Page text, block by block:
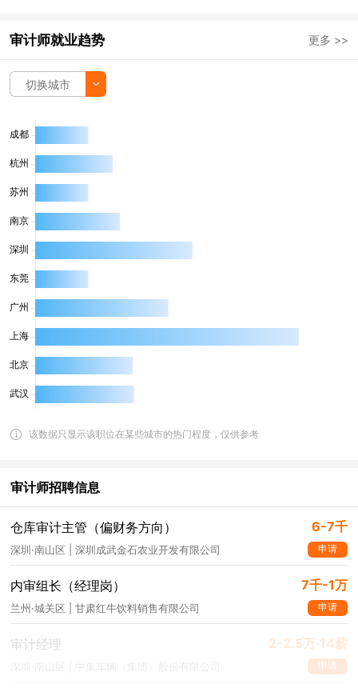
审计师就业趋势 更多 >>
切换城市
该数据只显示该职位在某些城市的热门程度，仅供参考
审计师招聘信息
仓库审计主管（偏财务方向） 6-7千
深圳·南山区 | 深圳成武金石农业开发有限公司 申请
内审组长（经理岗） 7千-1万
兰州·城关区 | 甘肃红牛饮料销售有限公司 申请
审计经理 2-2.5万·14薪
申请